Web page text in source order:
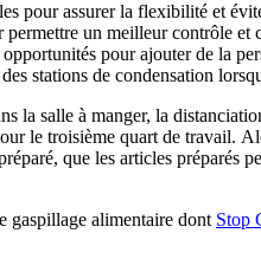
pour assurer la flexibilité et
un meilleur contrôle et
pour ajouter de la
stations de condensation
la salle à manger, la
le troisième quart de travail.
que les articles
gaspillage alimentaire dont Stop